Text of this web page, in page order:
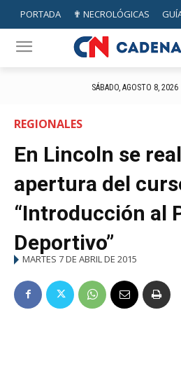
PORTADA ✟ NECROLÓGICAS
SÁBADO, AGOSTO 8, 2026
REGIONALES
En Lincoln se
apertura del
“Introducción al
Deportivo”
MARTES 7 DE ABRIL DE 2015